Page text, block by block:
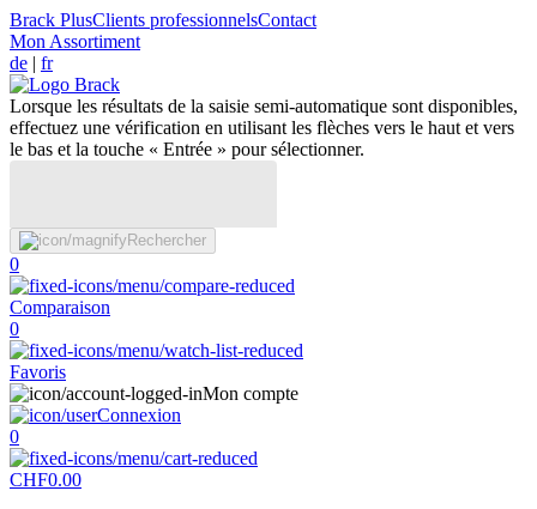
Brack PlusClients professionnelsContact
Mon Assortiment
de | fr
Lorsque les résultats de la saisie semi-automatique sont disponibles,
effectuez une vérification en utilisant les flèches vers le haut et vers
le bas et la touche « Entrée » pour sélectionner.
Rechercher
0
Comparaison
0
Favoris
Mon compte
Connexion
0
CHF0.00